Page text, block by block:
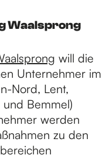
Waalsprong
will die
Unternehmer im
Nord, Lent,
und Bemmel)
werden
zu den